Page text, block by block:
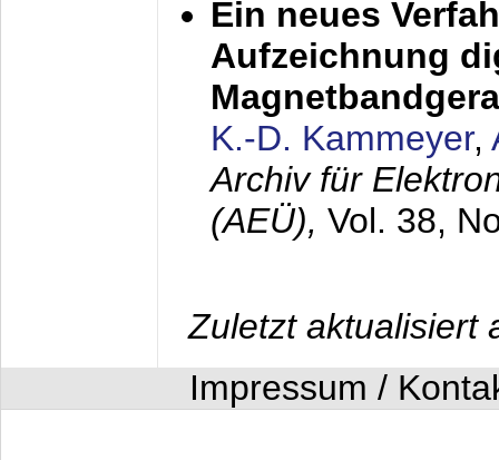
Ein neues
Aufzeichnung
K.-D. Kammeyer,
Archiv für
(AEÜ), Vol. 38,
Zuletzt aktualisiert
Impressum /